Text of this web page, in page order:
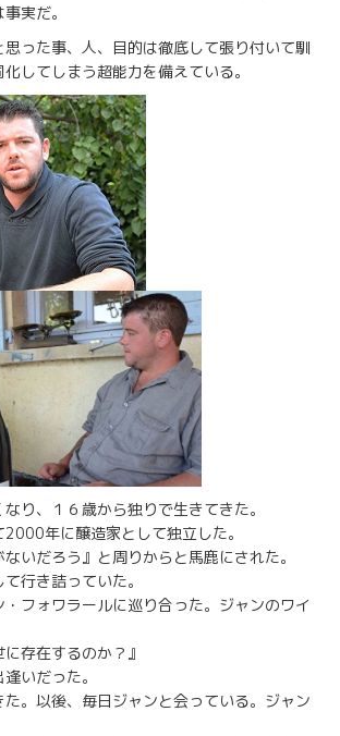
実だ。
った事、人、目的は徹底して張り付いて馴
してしまう超能力を備えている。
り、１６歳から独りで生きてきた。
年に醸造家として独立した。
ないだろう』と周りからと馬鹿にされた。
行き詰っていた。
フォワラールに巡り合った。ジャンのワイ
存在するのか？』
いだった。
た。以後、毎日ジャンと会っている。ジャン